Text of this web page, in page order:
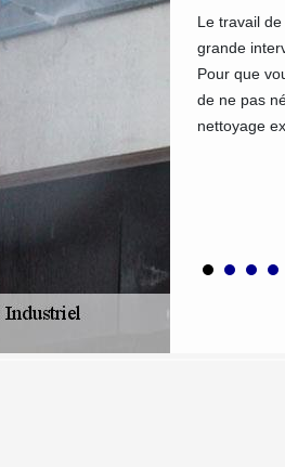
et ses
à Orsay, évaluera vos
nous effectuons donc un
d’adopter la meilleure
de nos artisans et
de nettoyage extérieur de
vous.
Le travail
grande
Pour que
de ne pas
nettoyage